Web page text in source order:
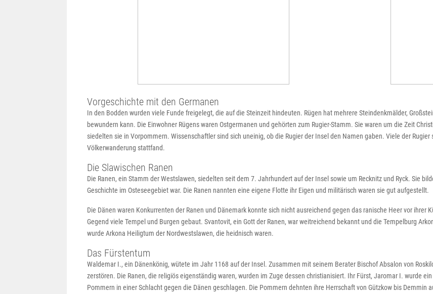
Vorgeschichte mit den Germanen
In den Bodden wurden viele Funde freigelegt, die auf die Steinzeit hindeuten. Rügen hat mehrere Steindenkmälder,
bewundern kann. Die Einwohner Rügens waren Ostgermanen und gehörten zum Rugier-Stamm. Sie waren um die Zeit
siedelten sie in Vorpommern. Wissenschaftler sind sich uneinig, ob die Rugier der Insel den Namen gaben. Viele der
Völkerwanderung stattfand.
Die Slawischen Ranen
Die Ranen, ein Stamm der Westslawen, siedelten seit dem 7. Jahrhundert auf der Insel sowie um Recknitz und Ryck. Sie
Geschichte im Osteseegebiet war. Die Ranen nannten eine eigene Flotte ihr Eigen und militärisch waren sie gut aufgestellt.
Die Dänen waren Konkurrenten der Ranen und Dänemark konnte sich nicht ausreichend gegen das ranische Heer vor ihrer
Gegend viele Tempel und Burgen gebaut. Svantovit, ein Gott der Ranen, war weitreichend bekannt und die Tempelburg
wurde Arkona Heiligtum der Nordwestslawen, die heidnisch waren.
Das Fürstentum
Waldemar I., ein Dänenkönig, wütete im Jahr 1168 auf der Insel. Zusammen mit seinem Berater Bischof Absalon von
zerstören. Die Ranen, die religiös eigenständig waren, wurden im Zuge dessen christianisiert. Ihr Fürst, Jaromar I. wurde
Pommern in einer Schlacht gegen die Dänen geschlagen. Die Pommern dehnten ihre Herrschaft von Gützkow bis Demmin